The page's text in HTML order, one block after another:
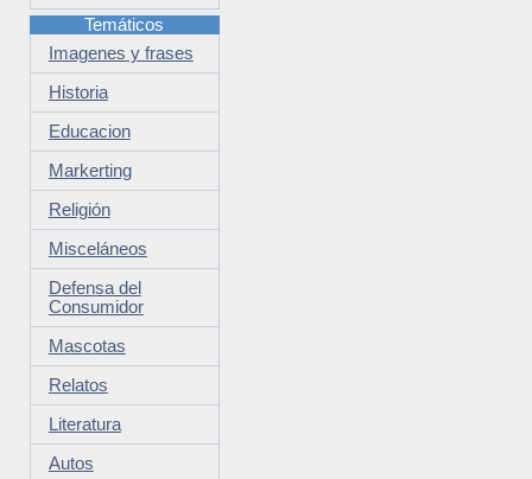
Temáticos
Imagenes y frases
Historia
Educacion
Markerting
Religión
Misceláneos
Defensa del
Consumidor
Mascotas
Relatos
Literatura
Autos